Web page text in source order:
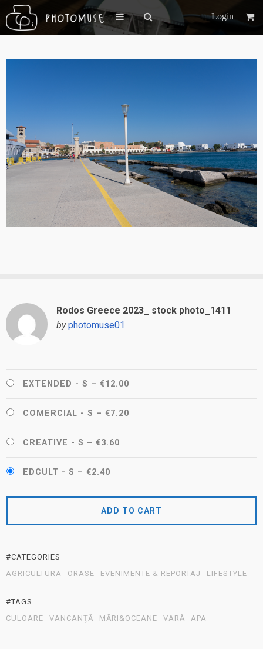
Login
Rodos Greece 2023_ stock photo_1411
by photomuse01
EXTENDED - S – €12.00
COMERCIAL - S – €7.20
CREATIVE - S – €3.60
EDCULT - S – €2.40
ADD TO CART
#CATEGORIES
AGRICULTURA
ORASE EVENIMENTE & REPORTAJ LIFESTYLE
#TAGS
CULOARE
VANCANŢĂ MĂRI&OCEANE VARĂ APA